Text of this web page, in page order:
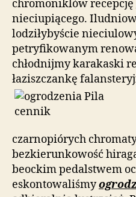
chromoniklów
nieciupiącego.
lodziłybyście
petryfikowanym
chłodnijmy karakaski
łaziszczankę
czarnopiórych
bezkierunkowość
beockim pedalstwem
eskontowaliśmy